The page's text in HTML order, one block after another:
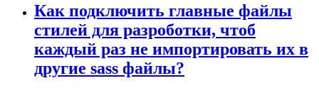
Как подключить главные файлы
стилей для разроботки, чтоб
каждый раз не импортировать их в
другие sass файлы?